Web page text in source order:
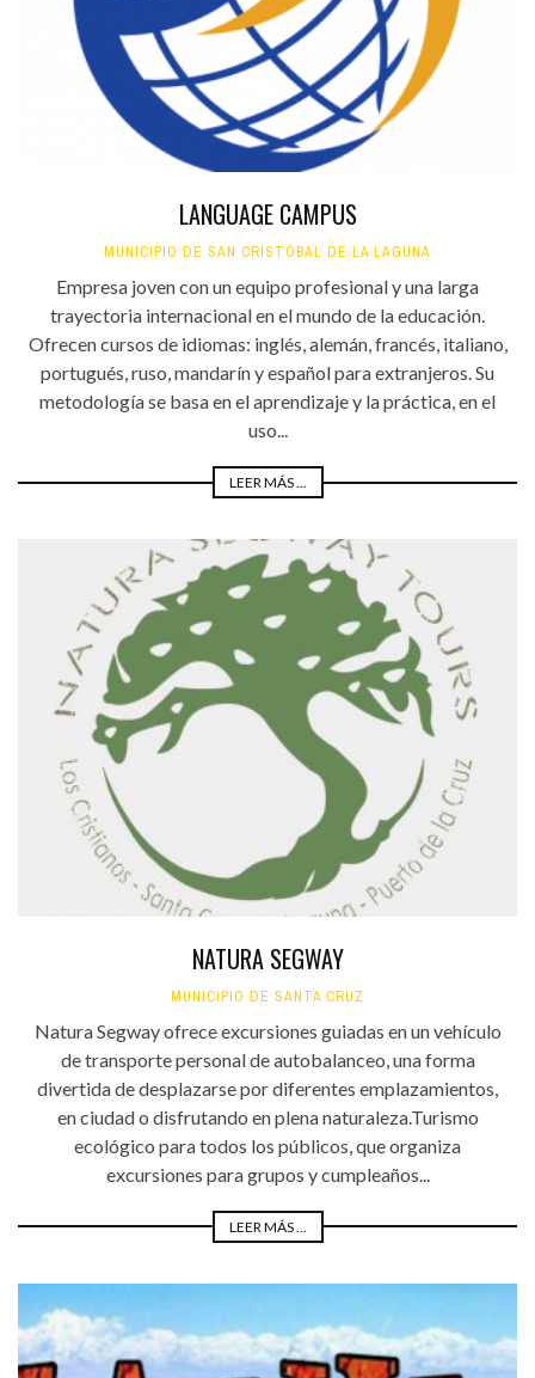
LANGUAGE CAMPUS
MUNICIPIO DE SAN CRISTÓBAL DE LA LAGUNA
Empresa joven con un equipo profesional y una larga
trayectoria internacional en el mundo de la educación.
Ofrecen cursos de idiomas: inglés, alemán, francés, italiano,
portugués, ruso, mandarín y español para extranjeros. Su
metodología se basa en el aprendizaje y la práctica, en el
uso...
LEER MÁS ...
NATURA SEGWAY
MUNICIPIO DE SANTA CRUZ
Natura Segway ofrece excursiones guiadas en un vehículo
de transporte personal de autobalanceo, una forma
divertida de desplazarse por diferentes emplazamientos,
en ciudad o disfrutando en plena naturaleza.Turismo
ecológico para todos los públicos, que organiza
excursiones para grupos y cumpleaños...
LEER MÁS ...